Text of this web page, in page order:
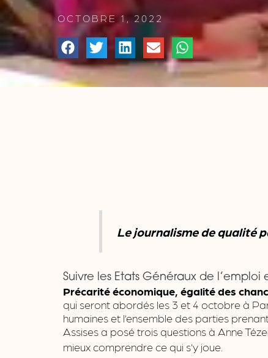
OCTOBRE 1, 2022
Le journalisme de qualité
Suivre les Etats Généraux de
Précarité économique, égalité des
qui seront abordés les 3 et 4 octobre à
humaines et l’ensemble des parties
Assises a posé trois questions à Anne
mieux comprendre ce qui s’y joue.